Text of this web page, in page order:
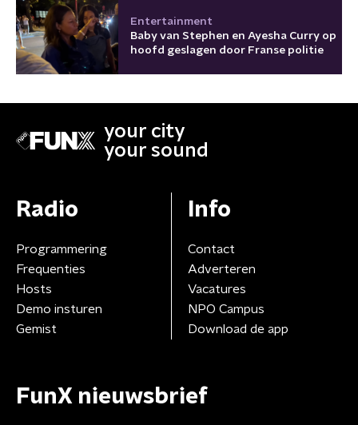
Entertainment
Baby van Stephen en Ayesha Curry op
hoofd geslagen door Franse politie
your city
your sound
Radio
Programmering
Frequenties
Hosts
Demo insturen
Gemist
Info
Contact
Adverteren
Vacatures
NPO Campus
Download de app
FunX nieuwsbrief